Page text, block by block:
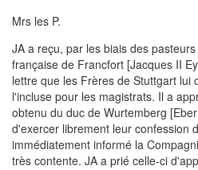
Mrs les P.
JA a reçu, par les biais des
française de Francfort [Jacques II
lettre que les Frères de Stuttgart lui
l'incluse pour les magistrats. Il a
obtenu du duc de Wurtemberg
d'exercer librement leur confession
immédiatement informé la
très contente. JA a prié celle-ci